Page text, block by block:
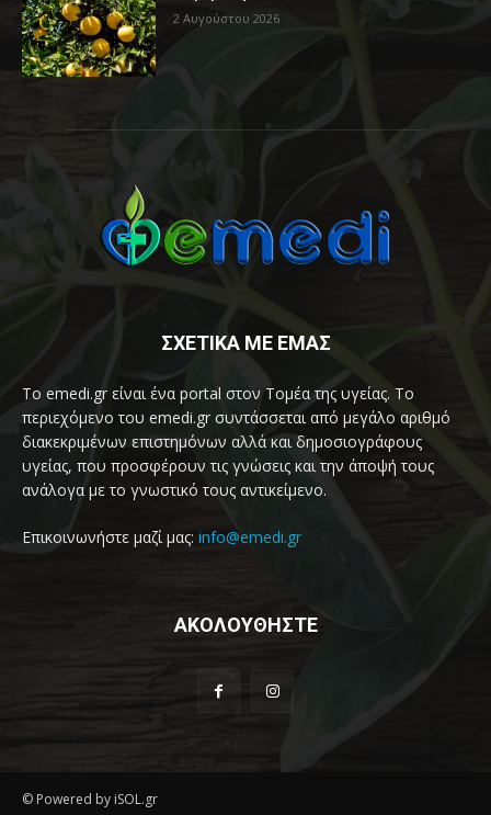
2 Αυγούστου 2026
ΣΧΕΤΙΚΑ ΜΕ ΕΜΑΣ
Το emedi.gr είναι ένα portal στον Τομέα της υγείας. Το
περιεχόμενο του emedi.gr συντάσσεται από μεγάλο αριθμό
διακεκριμένων επιστημόνων αλλά και δημοσιογράφους
υγείας, που προσφέρουν τις γνώσεις και την άποψή τους
ανάλογα με το γνωστικό τους αντικείμενο.
Επικοινωνήστε μαζί μας: info@emedi.gr
ΑΚΟΛΟΥΘΗΣΤΕ
© Powered by iSOL.gr